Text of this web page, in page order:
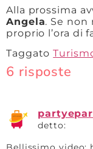
Alla prossima
Angela. Se non
proprio l’ora di
Taggato
6 risposte
detto: